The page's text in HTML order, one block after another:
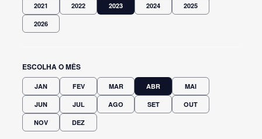
2021 2022 2023 2024 2025
2026
ESCOLHA O MÊS
JAN FEV MAR ABR MAI
JUN JUL AGO SET OUT
NOV DEZ